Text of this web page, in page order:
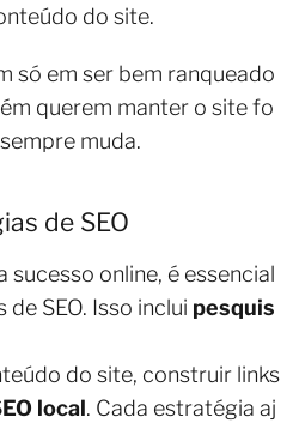
do site.
só em ser bem ranqueado
querem manter o site fo
muda.
de SEO
sucesso online, é essencial
SEO. Isso inclui pesquis
do site, construir links
local. Cada estratégia aj